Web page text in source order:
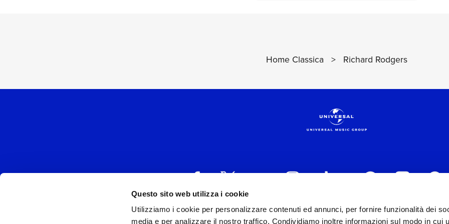
Questo sito web utilizza i cookie
Utilizziamo i cookie per personalizzare contenuti ed annunci, per fornire funzionalità dei
media e per analizzare il nostro traffico. Condividiamo inoltre informazioni sul modo in cui
Home Classica > Richard Rodgers
UNIVERSAL MUSIC ITALIA s.r.l. (Società con unico socio) | Via Nervesa,